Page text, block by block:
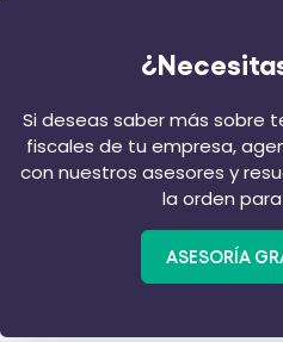
Si deseas saber más sobre
fiscales de tu empresa,
con nuestros asesores y
la orden
ASESORÍA